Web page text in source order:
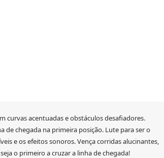
curvas acentuadas e obstáculos desafiadores.
de chegada na primeira posição. Lute para ser o
e os efeitos sonoros. Vença corridas alucinantes,
o primeiro a cruzar a linha de chegada!